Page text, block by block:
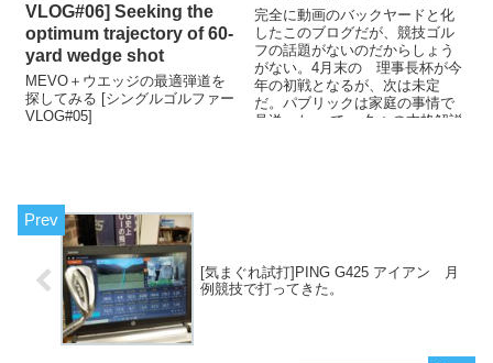
VLOG#06] Seeking the
optimum trajectory of 60-
yard wedge shot
MEVO＋ウエッジの最適弾道を
探してみる [シングルゴルファー
VLOG#05]
完全に動画のバックヤードと化
したこのブログだが、競技ゴル
フの話題がないのだからしょう
がない。4月末の 理事長杯が今
年の初戦となるが、次は未定
だ。パブリックは家庭の事情で
見送った。 で、 久々の本格解説
[気まぐれ試打]PING G425 アイアン 月
例競技で打ってきた。